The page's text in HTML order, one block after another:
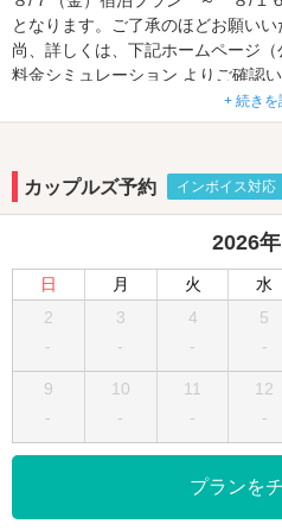
となります。ご了承のほどお願いい
尚、詳しくは、下記ホームページ
料金シミュレーション よりご確認い
― お客様へ大切なお知らせ（
が、
10/1より【全てのご利用料金】に奉
ご理解賜りますようお願い申し上げ
和xモダンをテーマにした全46室の
和歌山の中心街からクルマで数分
からは徒歩15分の好立地！
VOD、Wi-Fi、大画面TV、カラオ
ちろん、和洋中各種を取り揃えた
様のお越しをお待ちしております。
+ 続きを
カップルズ予約 インボイス対応
2026年
日 月 火 水
2
-
3
-
4
-
5
-
9
-
10
-
11
-
12
-
プランを